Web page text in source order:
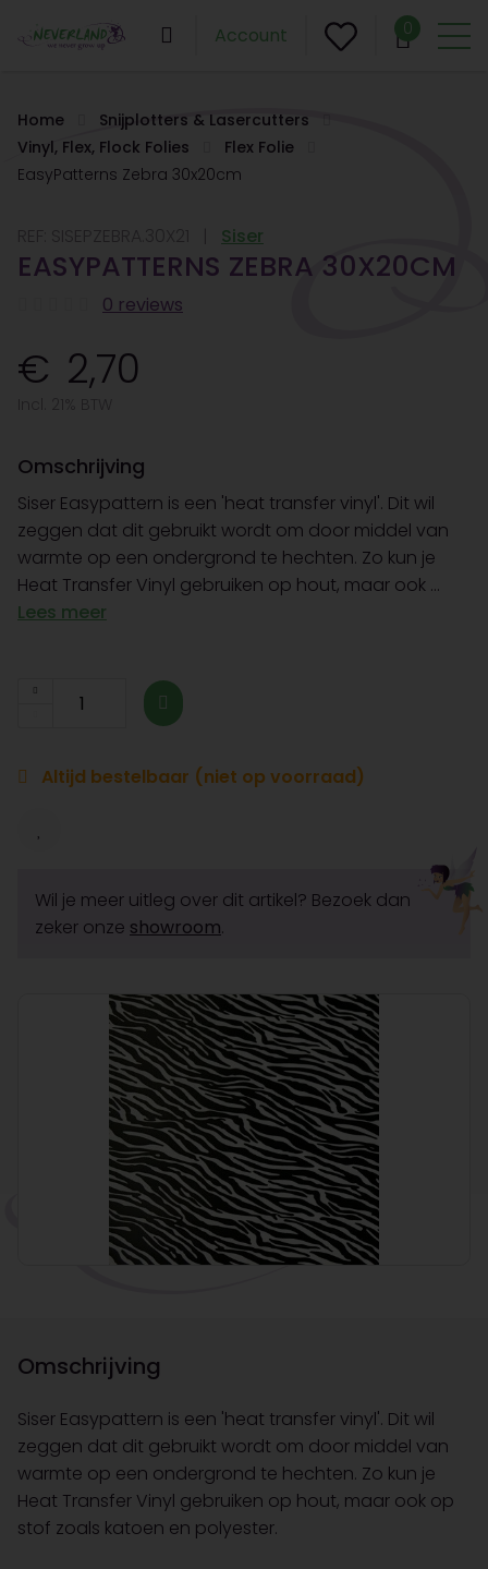
Account 0
Home
Snijplotters & Lasercutters
Vinyl, Flex, Flock Folies
Flex Folie
EasyPatterns Zebra 30x20cm
Siser
EASYPATTERNS ZEBRA 30X20CM
0 reviews
2,70
Omschrijving
Siser Easypattern is een 'heat transfer vinyl'. Dit wil
zeggen dat dit gebruikt wordt om door middel van
warmte op een ondergrond te hechten. Zo kun je
Heat Transfer Vinyl gebruiken op hout, maar ook ...
Lees meer
Altijd bestelbaar (niet op voorraad)
Wil je meer uitleg over dit artikel? Bezoek dan
zeker onze showroom.
Omschrijving
Siser Easypattern is een 'heat transfer vinyl'. Dit wil
zeggen dat dit gebruikt wordt om door middel van
warmte op een ondergrond te hechten. Zo kun je
Heat Transfer Vinyl gebruiken op hout, maar ook op
stof zoals katoen en polyester.